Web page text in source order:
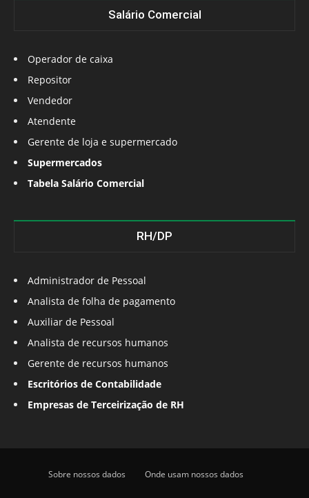
Salário Comercial
Operador de caixa
Repositor
Vendedor
Atendente
Gerente de loja e supermercado
Supermercados
Tabela Salário Comercial
RH/DP
Administrador de Pessoal
Analista de folha de pagamento
Auxiliar de Pessoal
Analista de recursos humanos
Gerente de recursos humanos
Escritórios de Contabilidade
Empresas de Terceirização de RH
Sobre nossos dados Onde usam nossos dados